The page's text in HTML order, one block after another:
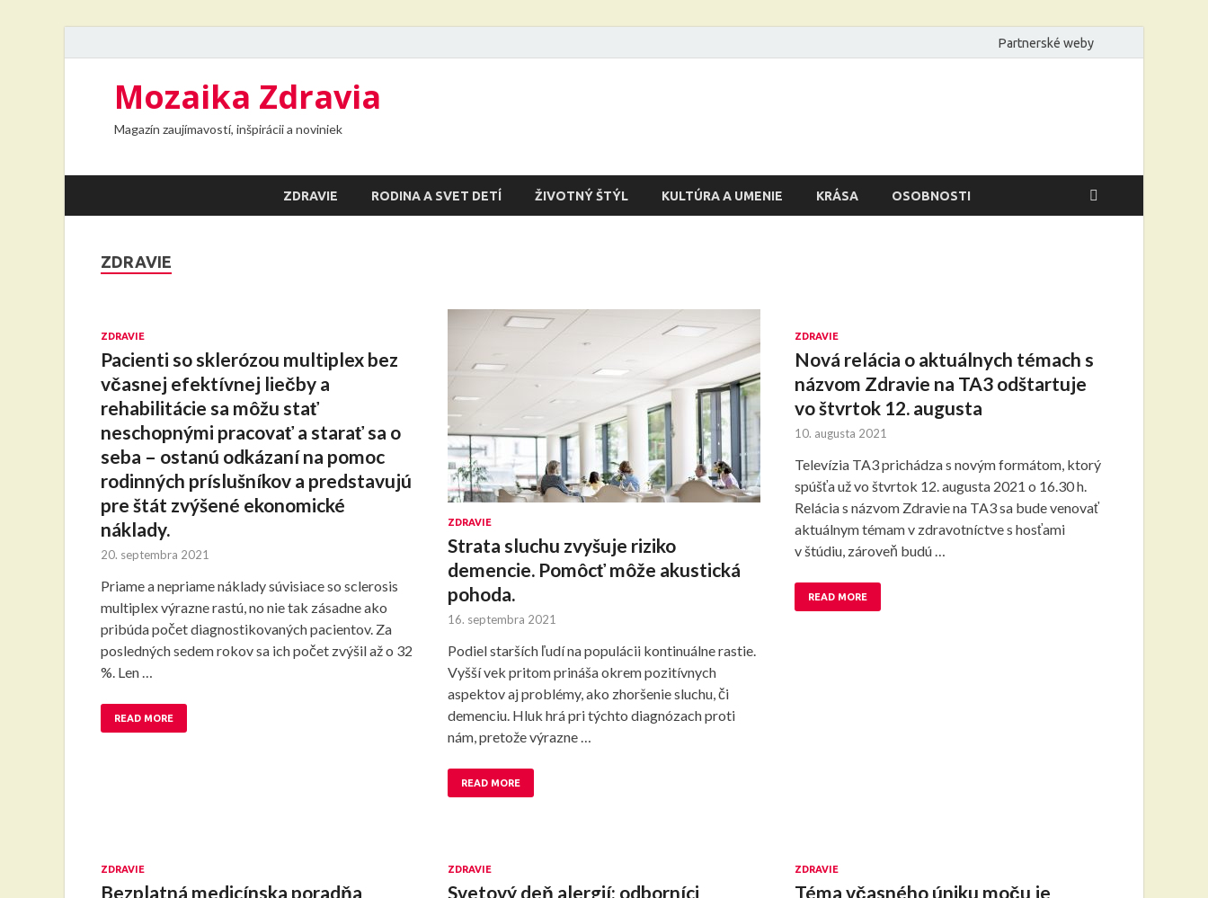
Partnerské weby
Mozaika Zdravia
Magazín zaujímavostí, inšpirácii a noviniek
ZDRAVIE RODINA A SVET DETÍ ŽIVOTNÝ ŠTÝL KULTÚRA A UMENIE KRÁSA OSOBNOSTI
ZDRAVIE
ZDRAVIE
Pacienti so sklerózou multiplex bez
včasnej efektívnej liečby a
rehabilitácie sa môžu stať
neschopnými pracovať a starať sa o
seba – ostanú odkázaní na pomoc
rodinných príslušníkov a predstavujú
pre štát zvýšené ekonomické
náklady.
20. septembra 2021
Priame a nepriame náklady súvisiace so sclerosis
multiplex výrazne rastú, no nie tak zásadne ako
pribúda počet diagnostikovaných pacientov. Za
posledných sedem rokov sa ich počet zvýšil až o 32
%. Len …
READ MORE
ZDRAVIE
Strata sluchu zvyšuje riziko
demencie. Pomôcť môže akustická
pohoda.
16. septembra 2021
Podiel starších ľudí na populácii kontinuálne rastie.
Vyšší vek pritom prináša okrem pozitívnych
aspektov aj problémy, ako zhoršenie sluchu, či
demenciu. Hluk hrá pri týchto diagnózach proti
nám, pretože výrazne …
READ MORE
ZDRAVIE
Nová relácia o aktuálnych témach s
názvom Zdravie na TA3 odštartuje
vo štvrtok 12. augusta
10. augusta 2021
Televízia TA3 prichádza s novým formátom, ktorý
spúšťa už vo štvrtok 12. augusta 2021 o 16.30 h.
Relácia s názvom Zdravie na TA3 sa bude venovať
aktuálnym témam v zdravotníctve s hosťami
v štúdiu, zároveň budú …
READ MORE
ZDRAVIE
Bezplatná medicínska poradňa
ZDRAVIE
Svetový deň alergií: odborníci
ZDRAVIE
Téma včasného úniku moču je